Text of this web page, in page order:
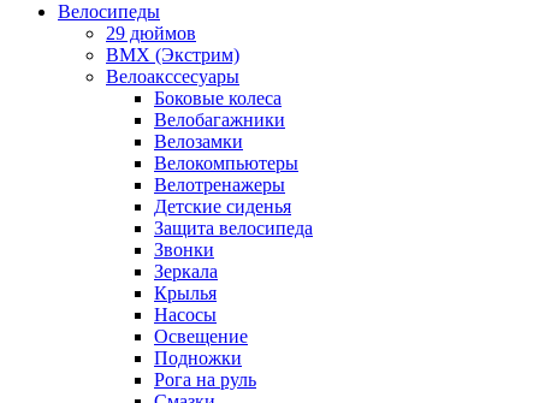
Велосипеды
29 дюймов
BMX (Экстрим)
Велоакссесуары
Боковые колеса
Велобагажники
Велозамки
Велокомпьютеры
Велотренажеры
Детские сиденья
Защита велосипеда
Звонки
Зеркала
Крылья
Насосы
Освещение
Подножки
Рога на руль